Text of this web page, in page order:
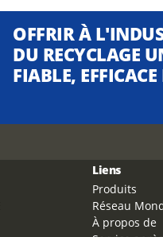
OFFRIR À
DU RECYCLAGE
FIABLE,
Liens
Produits
Réseau
À propos de